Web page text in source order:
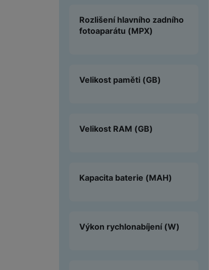
Rozlišení hlavního zadního
fotoaparátu (MPX)
Velikost paměti (GB)
Velikost RAM (GB)
Kapacita baterie (MAH)
Výkon rychlonabíjení (W)